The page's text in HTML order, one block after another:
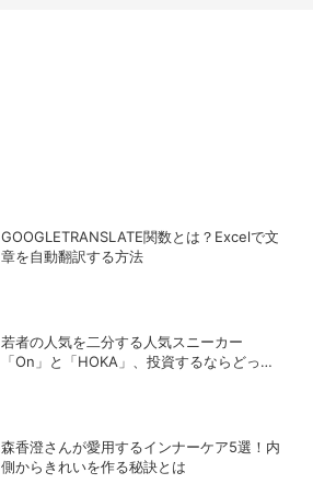
GOOGLETRANSLATE関数とは？Excelで文
章を自動翻訳する方法
若者の人気を二分する人気スニーカー
「On」と「HOKA」、投資するならどっ
森香澄さんが愛用するインナーケア5選！内
側からきれいを作る秘訣とは